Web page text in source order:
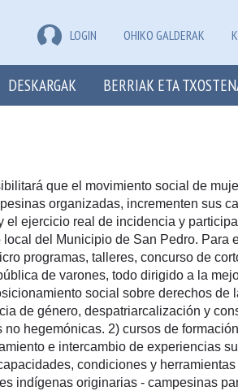
LOGIN OHIKO GALDERAK
DESKARGAK BERRIAK ETA
que el movimiento social de
organizadas, incrementen sus
el ejercicio real de incidencia y
del Municipio de San Pedro. Para
programas, talleres, concurso de
de varones, todo dirigido a la
social sobre derechos de
de género, despatriarcalización y
no hegemónicas. 2) cursos de
e intercambio de experiencias
condiciones y
indígenas originarias - campesinas